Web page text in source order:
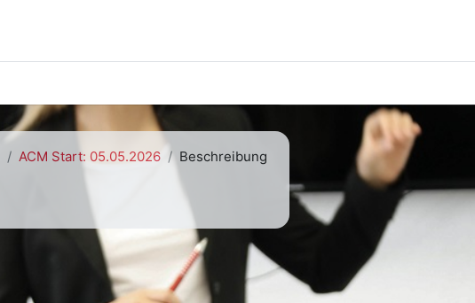
ACM Start: 05.05.2026 Beschreibung